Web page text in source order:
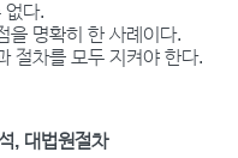
없다.
을 명확히 한 사례이다.
절차를 모두 지켜야 한다.
, 대법원절차